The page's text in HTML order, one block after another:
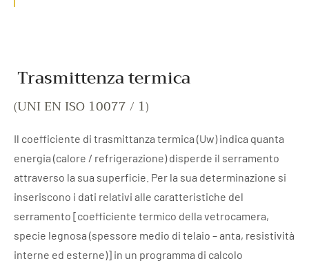
Trasmittenza termica
(UNI EN ISO 10077 / 1)
Il coefficiente di trasmittanza termica (Uw) indica quanta
energia (calore / refrigerazione) disperde il serramento
attraverso la sua superficie. Per la sua determinazione si
inseriscono i dati relativi alle caratteristiche del
serramento [coefficiente termico della vetrocamera,
specie legnosa (spessore medio di telaio – anta, resistività
interne ed esterne)] in un programma di calcolo